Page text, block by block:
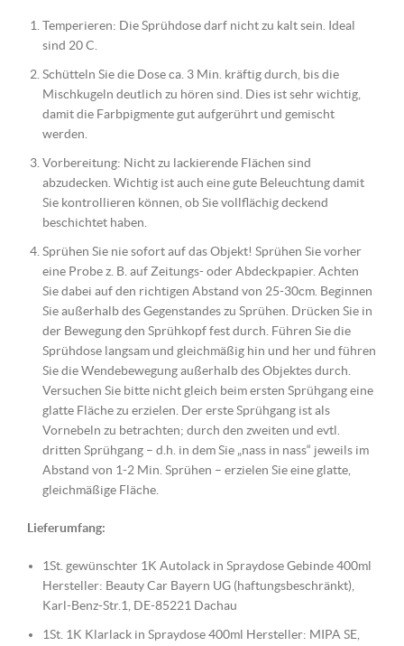
Temperieren: Die Sprühdose darf nicht zu kalt sein. Ideal
sind 20 C.
Schütteln Sie die Dose ca. 3 Min. kräftig durch, bis die
Mischkugeln deutlich zu hören sind. Dies ist sehr wichtig,
damit die Farbpigmente gut aufgerührt und gemischt
werden.
Vorbereitung: Nicht zu lackierende Flächen sind
abzudecken. Wichtig ist auch eine gute Beleuchtung damit
Sie kontrollieren können, ob Sie vollflächig deckend
beschichtet haben.
Sprühen Sie nie sofort auf das Objekt! Sprühen Sie vorher
eine Probe z. B. auf Zeitungs- oder Abdeckpapier. Achten
Sie dabei auf den richtigen Abstand von 25-30cm. Beginnen
Sie außerhalb des Gegenstandes zu Sprühen. Drücken Sie in
der Bewegung den Sprühkopf fest durch. Führen Sie die
Sprühdose langsam und gleichmäßig hin und her und führen
Sie die Wendebewegung außerhalb des Objektes durch.
Versuchen Sie bitte nicht gleich beim ersten Sprühgang eine
glatte Fläche zu erzielen. Der erste Sprühgang ist als
Vornebeln zu betrachten; durch den zweiten und evtl.
dritten Sprühgang – d.h. in dem Sie „nass in nass“ jeweils im
Abstand von 1-2 Min. Sprühen – erzielen Sie eine glatte,
gleichmäßige Fläche.
Lieferumfang:
1St. gewünschter 1K Autolack in Spraydose Gebinde 400ml
Hersteller: Beauty Car Bayern UG (haftungsbeschränkt),
Karl-Benz-Str.1, DE-85221 Dachau
1St. 1K Klarlack in Spraydose 400ml Hersteller: MIPA SE,